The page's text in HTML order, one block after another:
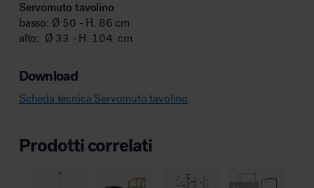
Servomuto tavolino
basso: Ø 50 - H. 86 cm
alto: Ø 33 - H. 104 cm
Download
Scheda tecnica Servomuto tavolino
Prodotti correlati